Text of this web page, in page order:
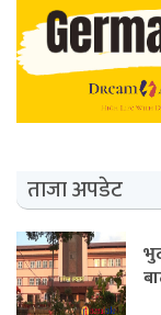
ताजा अपडेट